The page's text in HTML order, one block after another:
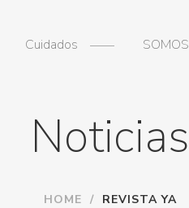
Cuidados SOMOS
Noticias
HOME / REVISTA YA